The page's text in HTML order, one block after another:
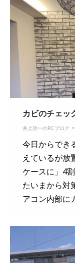
カビのチェッ
井上功一のRCブログ
今日からでき
えているが
ケースに」4
たいまから対
アコン内部に